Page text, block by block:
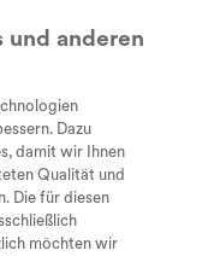
der
&
Tomke
stellt sich vor
und anderen
Dazu
damit wir Ihnen
Qualität und
Die für diesen
möchten wir